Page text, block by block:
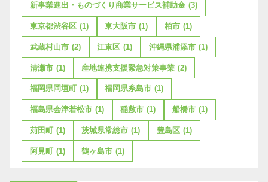
新事業進出・ものづくり商業サービス補助金 (3)
東京都渋谷区 (1) 東大阪市 (1) 柏市 (1)
武蔵村山市 (2) 江東区 (1) 沖縄県浦添市 (1)
清瀬市 (1) 産地連携支援緊急対策事業 (2)
福岡県岡垣町 (1) 福岡県糸島市 (1)
福島県会津若松市 (1) 稲敷市 (1) 船橋市 (1)
苅田町 (1) 茨城県常総市 (1) 豊島区 (1)
阿見町 (1) 鶴ヶ島市 (1)